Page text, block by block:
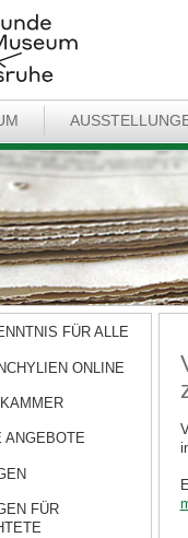
FÜR ALLE
ONLINE
ANGEBOTE
FÜR